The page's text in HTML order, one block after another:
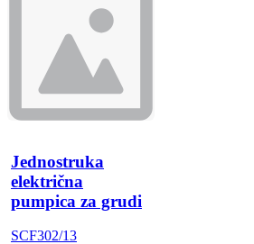
Jednostruka
električna
pumpica za grudi
SCF302/13